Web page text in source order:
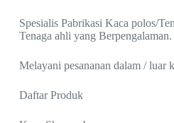
Spesialis Pabrikasi Kaca polos/
Tenaga ahli yang Berpengalaman.
Melayani pesananan dalam / luar
Daftar Produk